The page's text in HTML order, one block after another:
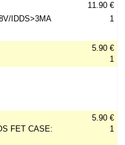
IDDS>3MA
11.90 €
1
5.90 €
1
FET CASE:
5.90 €
1